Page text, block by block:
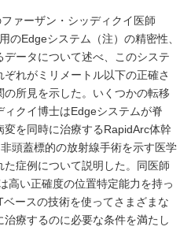
ァーザン・シッディクイ医師
のEdgeシステム（注）の精密性、
ータについて述べ、このシステ
れがミリメートル以下の正確さ
所見を示した。いくつかの転移
クイ博士はEdgeシステムが脊
を同時に治療するRapidArc体幹
頭蓋標的の放射線手術を示す医学
症例について説明した。同医師
高い正確度の位置特定能力を持っ
ースの技術を使ってさまざまな
療するのに必要な条件を満たし